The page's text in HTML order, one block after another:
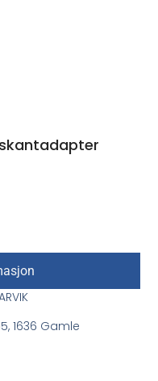
1636 Gamle